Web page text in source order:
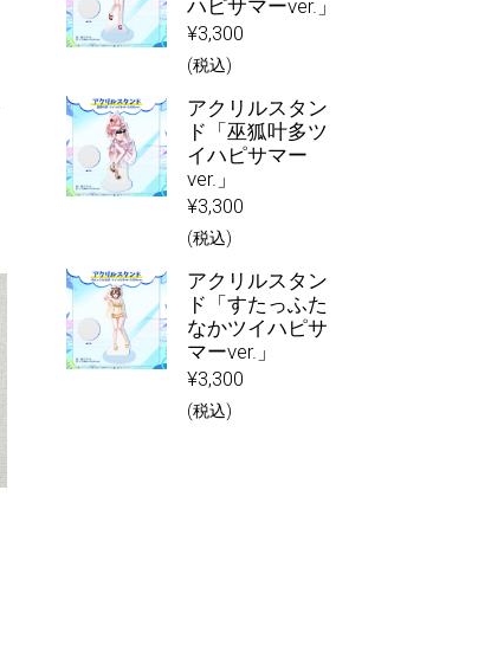
ハピサマーver.」
¥3,300
(税込)
アクリルスタン
ド「巫狐叶多ツ
イハピサマー
ver.」
¥3,300
(税込)
アクリルスタン
ド「すたっふた
なかツイハピサ
マーver.」
¥3,300
(税込)